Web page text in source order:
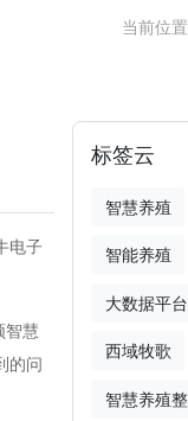
当前位置
电子
智慧
的问
标签云
智慧养殖
智能养殖
大数据平台
西域牧歌
智慧养殖